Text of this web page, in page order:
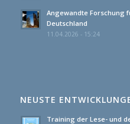
Angewandte Forschung
Deutschland
11.04.2026 - 15:24
NEUSTE
Training der Lese- und